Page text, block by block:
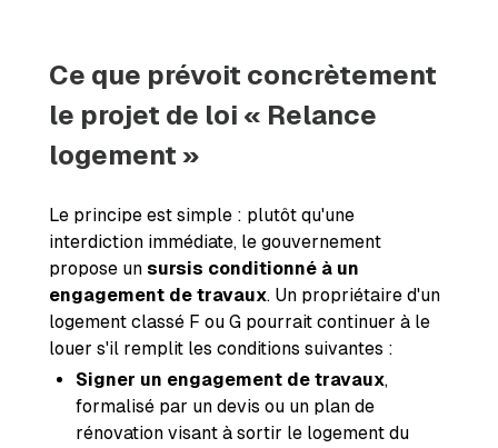
Ce que prévoit concrètement
le projet de loi « Relance
logement »
Le principe est simple : plutôt qu'une
interdiction immédiate, le gouvernement
propose un sursis conditionné à un
engagement de travaux. Un propriétaire d'un
logement classé F ou G pourrait continuer à le
louer s'il remplit les conditions suivantes :
Signer un engagement de travaux,
formalisé par un devis ou un plan de
rénovation visant à sortir le logement du